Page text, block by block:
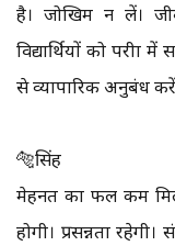
है। जोखिम न लें।
विद्यार्थियों को
से व्यापारिक अनुबंध
🐅सिंह
मेहनत का फल कम
होगी। प्रसन्नता रहेगी।